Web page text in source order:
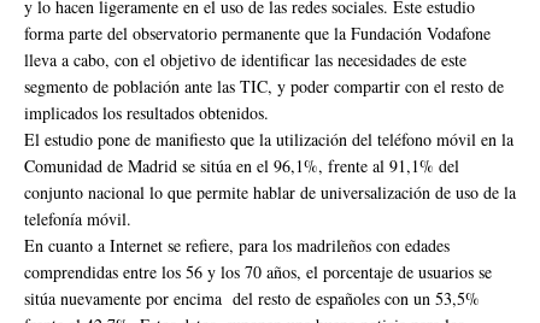
y lo hacen ligeramente en el uso de las redes sociales. Este estudio
forma parte del observatorio permanente que la Fundación Vodafone
lleva a cabo, con el objetivo de identificar las necesidades de este
segmento de población ante las TIC, y poder compartir con el resto de
implicados los resultados obtenidos.
El estudio pone de manifiesto que la utilización del teléfono móvil en la
Comunidad de Madrid se sitúa en el 96,1%, frente al 91,1% del
conjunto nacional lo que permite hablar de universalización de uso de la
telefonía móvil.
En cuanto a Internet se refiere, para los madrileños con edades
comprendidas entre los 56 y los 70 años, el porcentaje de usuarios se
sitúa nuevamente por encima del resto de españoles con un 53,5%